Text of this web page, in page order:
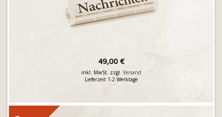
49,00 €
inkl. MwSt. zzgl. Versand
Lieferzeit 1-2 Werktage